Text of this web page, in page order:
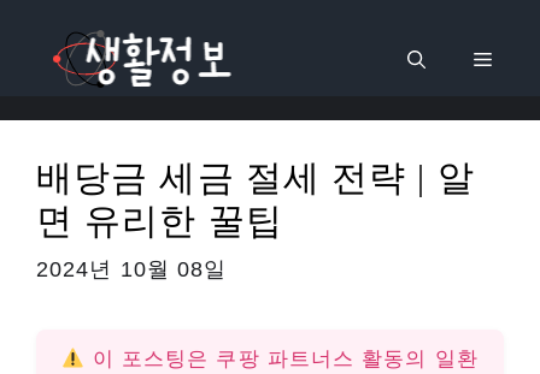
로
메
배당금 세금 절세 전략 | 알
면 유리한 꿀팁
2024년 10월 08일
이 포스팅은 쿠팡 파트너스 활동의 일환